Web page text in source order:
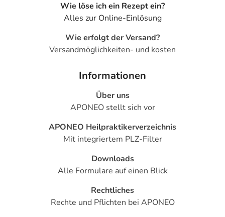
Wie löse ich ein Rezept ein?
Alles zur Online-Einlösung
Wie erfolgt der Versand?
Versandmöglichkeiten- und kosten
Informationen
Über uns
APONEO stellt sich vor
APONEO Heilpraktikerverzeichnis
Mit integriertem PLZ-Filter
Downloads
Alle Formulare auf einen Blick
Rechtliches
Rechte und Pflichten bei APONEO